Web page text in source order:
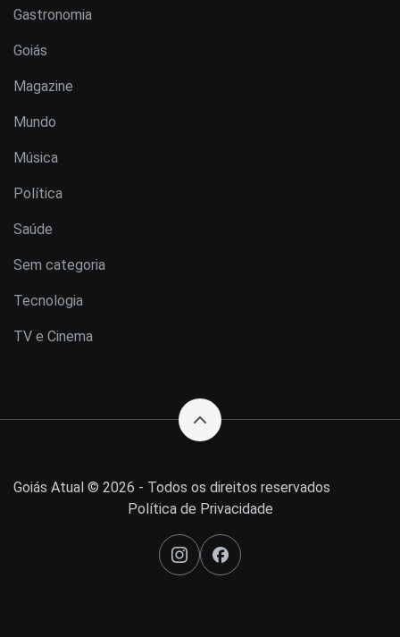
Gastronomia
Goiás
Magazine
Mundo
Música
Política
Saúde
Sem categoria
Tecnologia
TV e Cinema
Goiás Atual © 2026 - Todos os direitos reservados
Política de Privacidade